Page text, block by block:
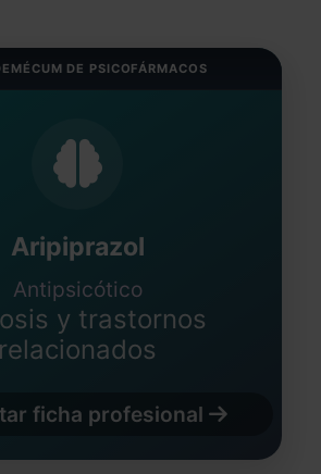
DE PSICOFÁRMACOS
Aripiprazol
Antipsicótico
y trastornos
relacionados
ficha profesional